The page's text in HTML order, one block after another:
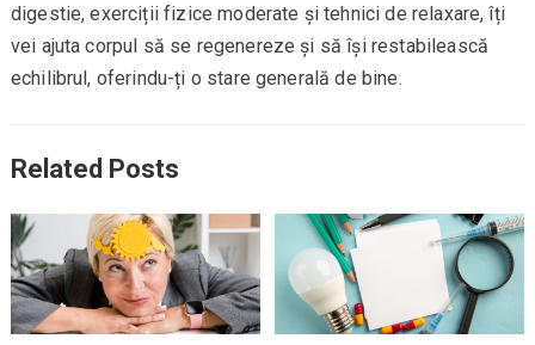
digestie, exerciții fizice moderate și tehnici de relaxare, îți
vei ajuta corpul să se regenereze și să își restabilească
echilibrul, oferindu-ți o stare generală de bine.
Related Posts